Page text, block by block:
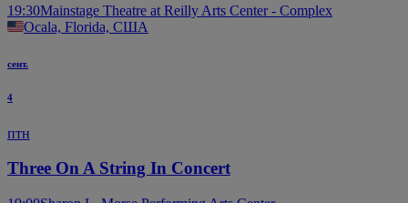
19:30Mainstage Theatre at Reilly Arts Center - Complex
Ocala, Florida, США
сент.
4
птн
Three On A String In Concert